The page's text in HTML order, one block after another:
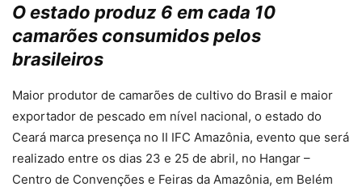
O estado produz 6 em cada 10
camarões consumidos pelos
brasileiros
Maior produtor de camarões de cultivo do Brasil e maior
exportador de pescado em nível nacional, o estado do
Ceará marca presença no II IFC Amazônia, evento que será
realizado entre os dias 23 e 25 de abril, no Hangar –
Centro de Convenções e Feiras da Amazônia, em Belém